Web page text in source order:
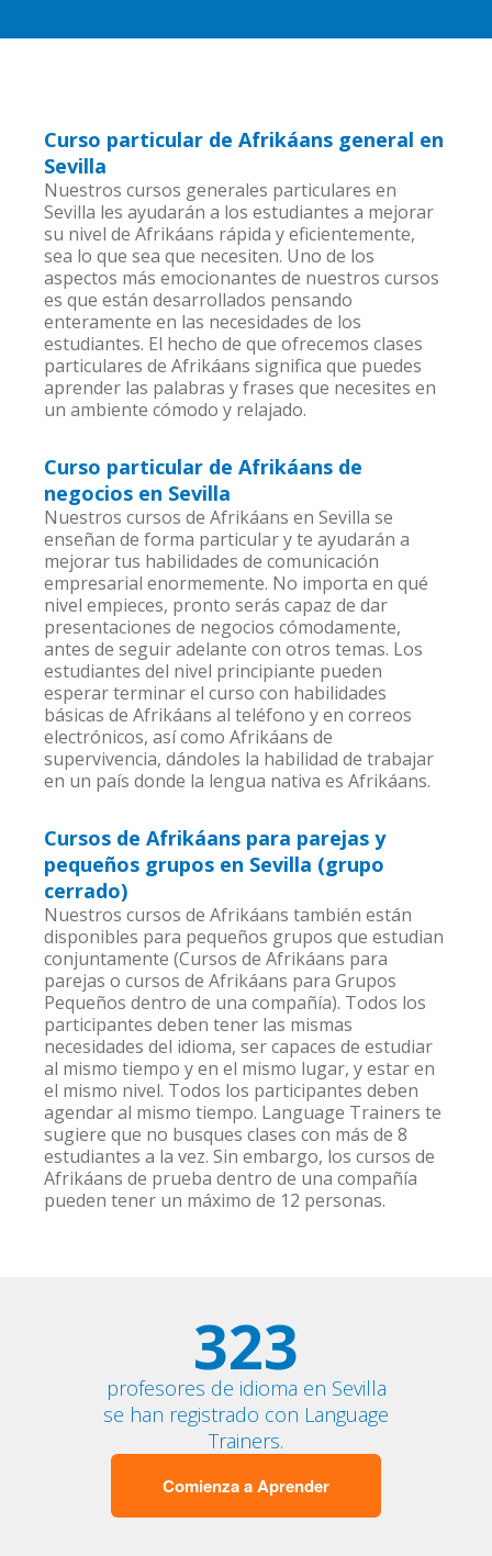
Curso particular de Afrikáans general en
Sevilla
Nuestros cursos generales particulares en
Sevilla les ayudarán a los estudiantes a mejorar
su nivel de Afrikáans rápida y eficientemente,
sea lo que sea que necesiten. Uno de los
aspectos más emocionantes de nuestros cursos
es que están desarrollados pensando
enteramente en las necesidades de los
estudiantes. El hecho de que ofrecemos clases
particulares de Afrikáans significa que puedes
aprender las palabras y frases que necesites en
un ambiente cómodo y relajado.
Curso particular de Afrikáans de
negocios en Sevilla
Nuestros cursos de Afrikáans en Sevilla se
enseñan de forma particular y te ayudarán a
mejorar tus habilidades de comunicación
empresarial enormemente. No importa en qué
nivel empieces, pronto serás capaz de dar
presentaciones de negocios cómodamente,
antes de seguir adelante con otros temas. Los
estudiantes del nivel principiante pueden
esperar terminar el curso con habilidades
básicas de Afrikáans al teléfono y en correos
electrónicos, así como Afrikáans de
supervivencia, dándoles la habilidad de trabajar
en un país donde la lengua nativa es Afrikáans.
Cursos de Afrikáans para parejas y
pequeños grupos en Sevilla (grupo
cerrado)
Nuestros cursos de Afrikáans también están
disponibles para pequeños grupos que estudian
conjuntamente (Cursos de Afrikáans para
parejas o cursos de Afrikáans para Grupos
Pequeños dentro de una compañía). Todos los
participantes deben tener las mismas
necesidades del idioma, ser capaces de estudiar
al mismo tiempo y en el mismo lugar, y estar en
el mismo nivel. Todos los participantes deben
agendar al mismo tiempo. Language Trainers te
sugiere que no busques clases con más de 8
estudiantes a la vez. Sin embargo, los cursos de
Afrikáans de prueba dentro de una compañía
pueden tener un máximo de 12 personas.
323
profesores de idioma en Sevilla
se han registrado con Language
Trainers.
Comienza a Aprender